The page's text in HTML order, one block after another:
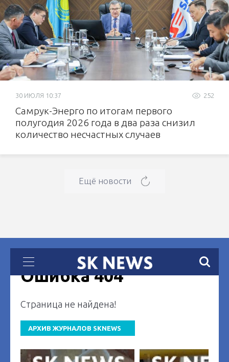
252
30 ИЮЛЯ 10:37
Самрук-Энерго по итогам первого
полугодия 2026 года в два раза снизил
количество несчастных случаев
Ещё новости